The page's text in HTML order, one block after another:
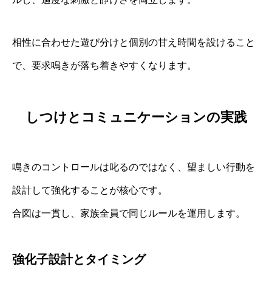
相性に合わせた遊び分けと個別の甘え時間を設けること
で、要求鳴きが落ち着きやすくなります。
しつけとコミュニケーションの実践
鳴きのコントロールは叱るのではなく、望ましい行動を
設計して強化することが核心です。
合図は一貫し、家族全員で同じルールを運用します。
強化子設計とタイミング